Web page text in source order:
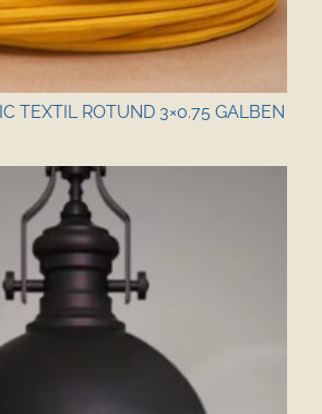
TEXTIL ROTUND 3×0.75 GALBEN